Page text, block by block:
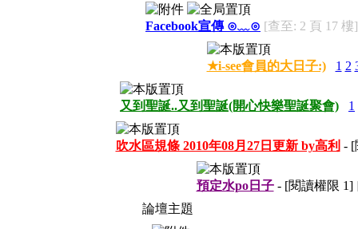
Facebook宣傳 ⊙﹏⊙ [查至: 2 頁 17 樓]
★i-see會員的大日子:) 1 2
又到聖誕..又到聖誕(開心快樂聖誕聚會) 1
吹水區規條 2010年08月27日更新 by高利 - [
預定水po日子- [閱讀權限 1]
論壇主題